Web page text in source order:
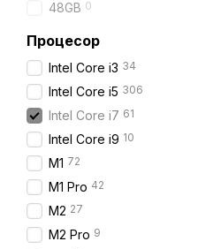
48GB 0
Процесор
Intel Core i3 34
Intel Core i5 306
Intel Core i7 61
Intel Core i9 10
M1 72
M1 Pro 42
M2 27
M2 Pro 9